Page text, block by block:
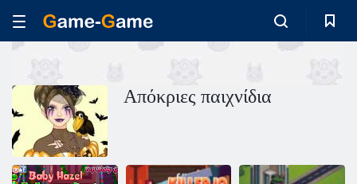
Απόκριες παιχνίδια